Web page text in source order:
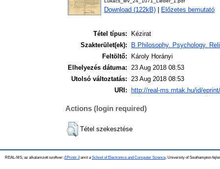
Download (122kB) Előzetes bemutató
Tétel típus:
Kézirat
Szakterület(ek):
B Philosophy. Psychology.
Feltöltő:
Károly Horányi
Elhelyezés dátuma: 23 Aug 2018 08:53
Utolsó változtatás: 23 Aug 2018 08:53
URI:
http://real-ms.mtak.hu/id/
Actions (login required)
Tétel szekesztése
REAL-MS, az alkalamzott szoftver: EPrints 3amit a School of Electronics and Computer Science , University of Southampton